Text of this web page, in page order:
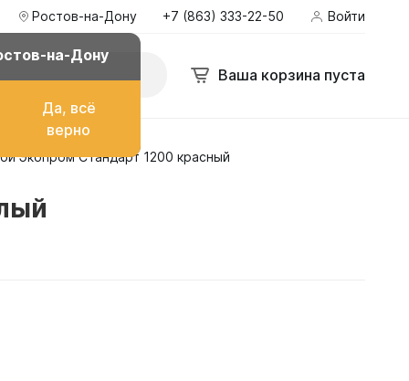
Ростов-на-Дону
на-Дону
Да, всё
верно
+7 (863) 333-22-50 Войти
Ваша корзина пуста
топлива
Экопром Стандарт 1200 красный